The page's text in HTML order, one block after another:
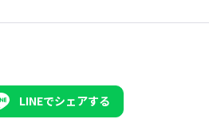
LINEでシェアする